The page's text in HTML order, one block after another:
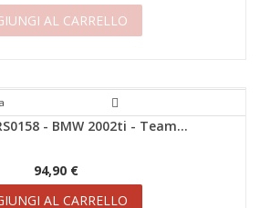
AL CARRELLO
- BMW 2002ti - Team...
94,90 €
AL CARRELLO